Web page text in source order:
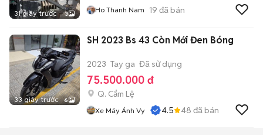
31 giây trước 3 Ho Thanh Nam 19 đã bán
33 giây trước 6
SH 2023 Bs 43 Còn Mới Đen Bóng
2023 Tay ga Đã sử dụng
75.500.000 đ
Q. Cẩm Lệ
Xe Máy Ánh Vy 4.5 48 đã bán